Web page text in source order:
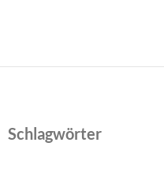
Schlagwörter